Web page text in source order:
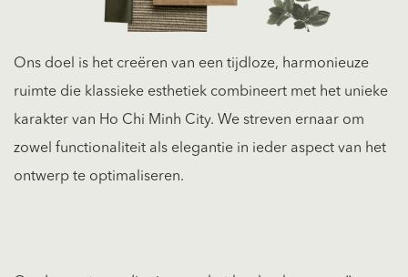
Ons doel is het creëren van een tijdloze, harmonieuze
ruimte die klassieke esthetiek combineert met het unieke
karakter van Ho Chi Minh City. We streven ernaar om
zowel functionaliteit als elegantie in ieder aspect van het
ontwerp te optimaliseren.